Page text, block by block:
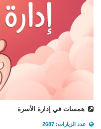
همسات في إدارة الأسرة
عدد الزيارات: 2687